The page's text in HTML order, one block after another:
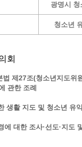
광명시 청
청소년
회
법 제27조(청소년지도위
관한 조례
생활 지도 및 청소년 유
에 대한 조사·선도·지도